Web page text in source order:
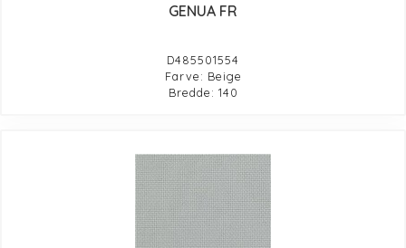
GENUA FR
D485501554
Farve: Beige
Bredde: 140